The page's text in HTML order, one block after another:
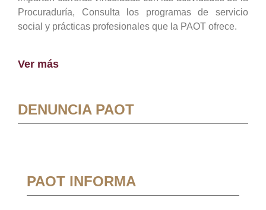
Procuraduría, Consulta los programas de servicio
social y prácticas profesionales que la PAOT ofrece.
Ver más
DENUNCIA PAOT
PAOT INFORMA